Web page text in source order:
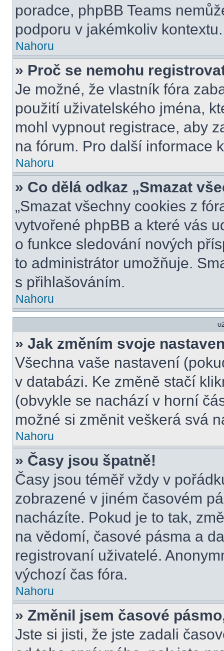
poradce, phpBB Teams
podporu v jakémkoliv kontextu.
Nahoru
» Proč se nemohu
Je možné, že vlastník fóra
použití uživatelského jména,
mohl vypnout registrace, aby
na fórum. Pro další informace
Nahoru
» Co dělá odkaz „Smazat
„Smazat všechny cookies z
vytvořené phpBB a které vás
o funkce sledování nových
to administrátor umožňuje.
s přihlašováním.
Nahoru
» Jak změním svoje
Všechna vaše nastavení
v databázi. Ke změně stačí
(obvykle se nachází v horní
možné si změnit veškerá svá
Nahoru
» Časy jsou špatně!
Časy jsou téměř vždy v
zobrazené v jiném časovém
nacházíte. Pokud je to tak,
na vědomí, časové pásma a
registrovaní uživatelé.
výchozí čas fóra.
Nahoru
» Změnil jsem časové
Jste si jisti, že jste zadali